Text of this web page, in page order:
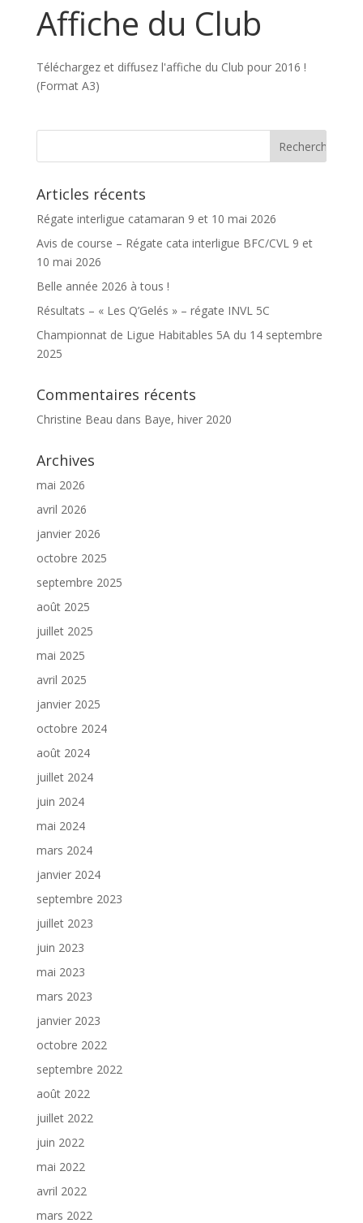
Affiche du Club
Téléchargez et diffusez l'affiche du Club pour 2016 !
(Format A3)
Articles récents
Régate interligue catamaran 9 et 10 mai 2026
Avis de course – Régate cata interligue BFC/CVL 9 et
10 mai 2026
Belle année 2026 à tous !
Résultats – « Les Q’Gelés » – régate INVL 5C
Championnat de Ligue Habitables 5A du 14 septembre
2025
Commentaires récents
Christine Beau dans Baye, hiver 2020
Archives
mai 2026
avril 2026
janvier 2026
octobre 2025
septembre 2025
août 2025
juillet 2025
mai 2025
avril 2025
janvier 2025
octobre 2024
août 2024
juillet 2024
juin 2024
mai 2024
mars 2024
janvier 2024
septembre 2023
juillet 2023
juin 2023
mai 2023
mars 2023
janvier 2023
octobre 2022
septembre 2022
août 2022
juillet 2022
juin 2022
mai 2022
avril 2022
mars 2022